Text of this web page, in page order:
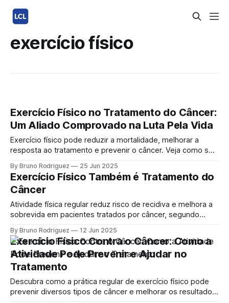
exercício físico
Exercício Físico no Tratamento do Câncer:
Um Aliado Comprovado na Luta Pela Vida
Exercício físico pode reduzir a mortalidade, melhorar a
resposta ao tratamento e prevenir o câncer. Veja como se
vai muito além da estética ou da saúde cardiovascular.
Hoje, estudos científicos de alto nível já mostram que a
prática regular de atividade física
By Bruno Rodriguez 25 Jun 2025
Exercício Físico Também é Tratamento do
Câncer
Atividade física regular reduz risco de recidiva e melhora a
sobrevida em pacientes tratados por câncer, segundo
recente estudo CHALLENGE, publicado em maio de 2025
no prestigiado New England Journal of Medicine, trouxe
uma mensagem clara: atividade física não é apenas
By Bruno Rodriguez 12 Jun 2025
Exercício Físico Contra o Câncer: Como a
Atividade Pode Prevenir e Ajudar no
Tratamento
Descubra como a prática regular de exercício físico pode
prevenir diversos tipos de câncer e melhorar os resultados